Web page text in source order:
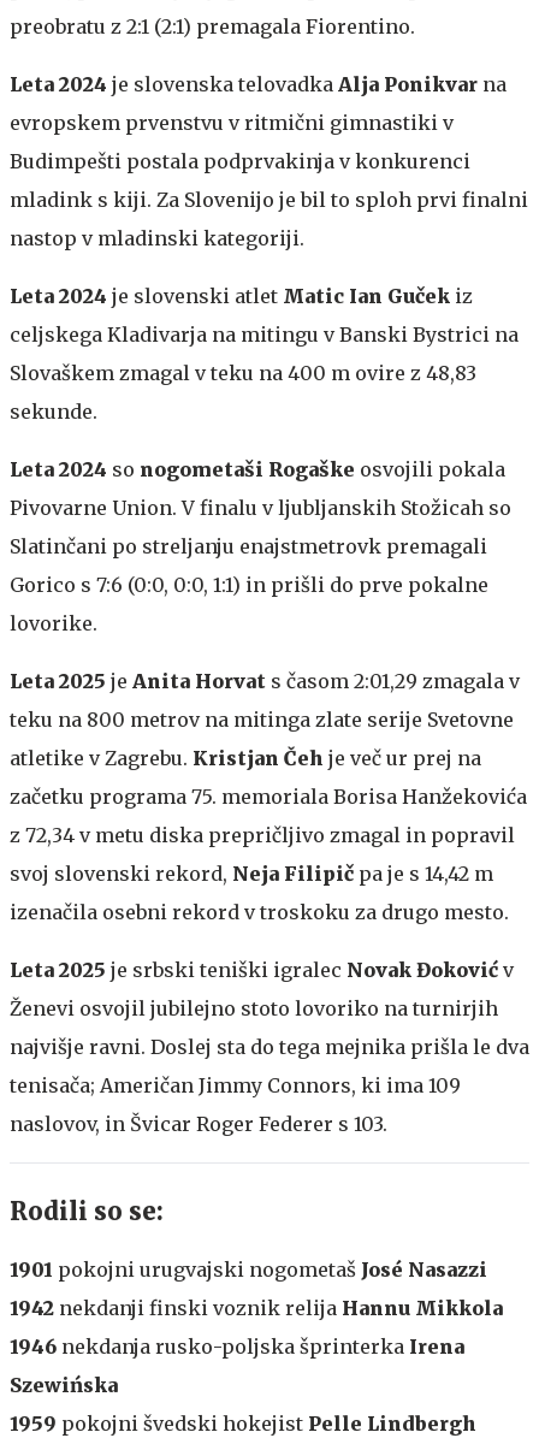
preobratu z 2:1 (2:1) premagala Fiorentino.
Leta 2024 je slovenska telovadka Alja Ponikvar na
evropskem prvenstvu v ritmični gimnastiki v
Budimpešti postala podprvakinja v konkurenci
mladink s kiji. Za Slovenijo je bil to sploh prvi finalni
nastop v mladinski kategoriji.
Leta 2024 je slovenski atlet Matic Ian Guček iz
celjskega Kladivarja na mitingu v Banski Bystrici na
Slovaškem zmagal v teku na 400 m ovire z 48,83
sekunde.
Leta 2024 so nogometaši Rogaške osvojili pokala
Pivovarne Union. V finalu v ljubljanskih Stožicah so
Slatinčani po streljanju enajstmetrovk premagali
Gorico s 7:6 (0:0, 0:0, 1:1) in prišli do prve pokalne
lovorike.
Leta 2025 je Anita Horvat s časom 2:01,29 zmagala v
teku na 800 metrov na mitinga zlate serije Svetovne
atletike v Zagrebu. Kristjan Čeh je več ur prej na
začetku programa 75. memoriala Borisa Hanžekovića
z 72,34 v metu diska prepričljivo zmagal in popravil
svoj slovenski rekord, Neja Filipič pa je s 14,42 m
izenačila osebni rekord v troskoku za drugo mesto.
Leta 2025 je srbski teniški igralec Novak Đoković v
Ženevi osvojil jubilejno stoto lovoriko na turnirjih
najvišje ravni. Doslej sta do tega mejnika prišla le dva
tenisača; Američan Jimmy Connors, ki ima 109
naslovov, in Švicar Roger Federer s 103.
Rodili so se:
1901 pokojni urugvajski nogometaš José Nasazzi
1942 nekdanji finski voznik relija Hannu Mikkola
1946 nekdanja rusko-poljska šprinterka Irena
Szewińska
1959 pokojni švedski hokejist Pelle Lindbergh